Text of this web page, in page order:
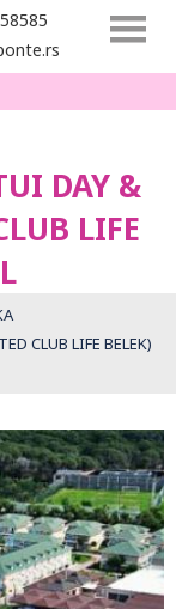
DAY &
LIFE
CLUB LIFE BELEK)